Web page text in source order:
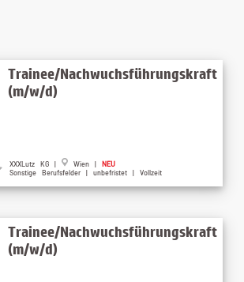
Trainee/Nachwuchsführungskraft
(m/w/d)
XXXLutz KG | Wien | NEU
Sonstige Berufsfelder | unbefristet | Vollzeit
Trainee/Nachwuchsführungskraft
(m/w/d)